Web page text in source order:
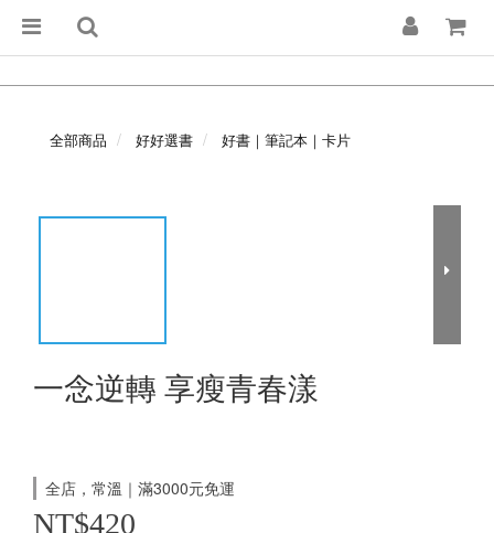
全部商品 好好選書 好書｜筆記本｜卡片
一念逆轉 享瘦青春漾
全店，常溫｜滿3000元免運
NT$420